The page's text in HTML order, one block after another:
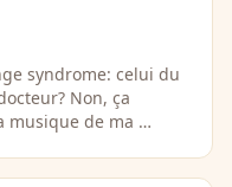
syndrome: celui du
Non, ça
musique de ma …